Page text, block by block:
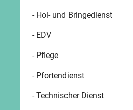
- Hol- und Bringedienst
- EDV
- Pflege
- Pfortendienst
- Technischer Dienst